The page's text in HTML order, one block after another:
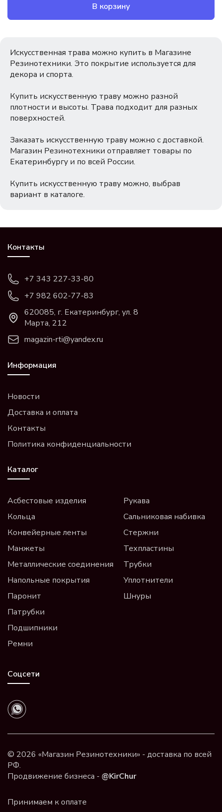
В корзину
Искусственная трава можно купить в Магазине
Резинотехники. Это покрытие используется для
декора и спорта.
Купить искусственную траву можно разной
плотности и высоты. Трава подходит для разных
поверхностей.
Заказать искусственную траву можно с доставкой.
Магазин Резинотехники отправляет товары по
Екатеринбургу и по всей России.
Купить искусственную траву можно, выбрав
вариант в каталоге.
Контакты
+7 343 227-33-80
+7 982 602-77-83
620085, г. Екатеринбург, ул. 8
Марта, 212
magazin-rti@yandex.ru
Информация
Новости
Доставка и оплата
Контакты
Политика конфиденциальности
Каталог
Асбестовые изделия
Кольца
Конвейерные ленты
Манжеты
Металлические соединения
Напольные покрытия
Паронит
Патрубки
Подшипники
Ремни
Рукава
Сальниковая набивка
Стержни
Техпластины
Трубки
Уплотнители
Шнуры
Соцсети
© 2026 «Магазин Резинотехники» - доставка по всей
РФ.
Продвижение бизнеса - @KirChur